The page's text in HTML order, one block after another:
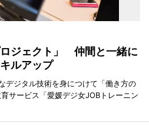
ジェクト」 仲間と一緒に
ルアップ
デジタル技術を身につけて「働き方の
サービス「愛媛デジ女JOBトレーニン